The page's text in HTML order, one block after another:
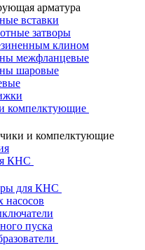
арматура
вставки
затворы
клином
межфланцевые
шаровые
компелктующие
и компелктующие
КНС
для КНС
насосов
пуска